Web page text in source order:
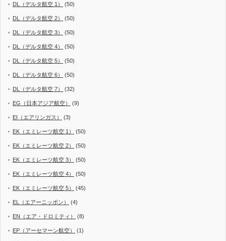
DL（デルタ航空 1） (50)
DL（デルタ航空 2） (50)
DL（デルタ航空 3） (50)
DL（デルタ航空 4） (50)
DL（デルタ航空 5） (50)
DL（デルタ航空 6） (50)
DL（デルタ航空 7） (32)
EG（日本アジア航空） (9)
EI（エアリンガス） (3)
EK（エミレーツ航空 1） (50)
EK（エミレーツ航空 2） (50)
EK（エミレーツ航空 3） (50)
EK（エミレーツ航空 4） (50)
EK（エミレーツ航空 5） (45)
EL（エアーニッポン） (4)
EN（エア・ドロミティ） (8)
EP（アーセマーン航空） (1)